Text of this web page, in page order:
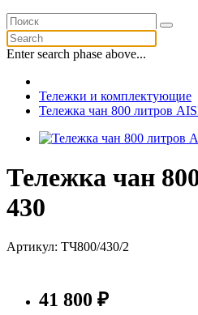
Enter search phase above...
Тележки и комплектующие
Тележка чан 800 литров
Тележка чан
430
Артикул: ТЧ800/430/2
41 800 ₽